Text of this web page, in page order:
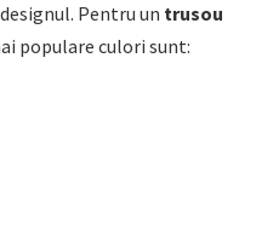
Pentru un trusou
populare culori sunt: